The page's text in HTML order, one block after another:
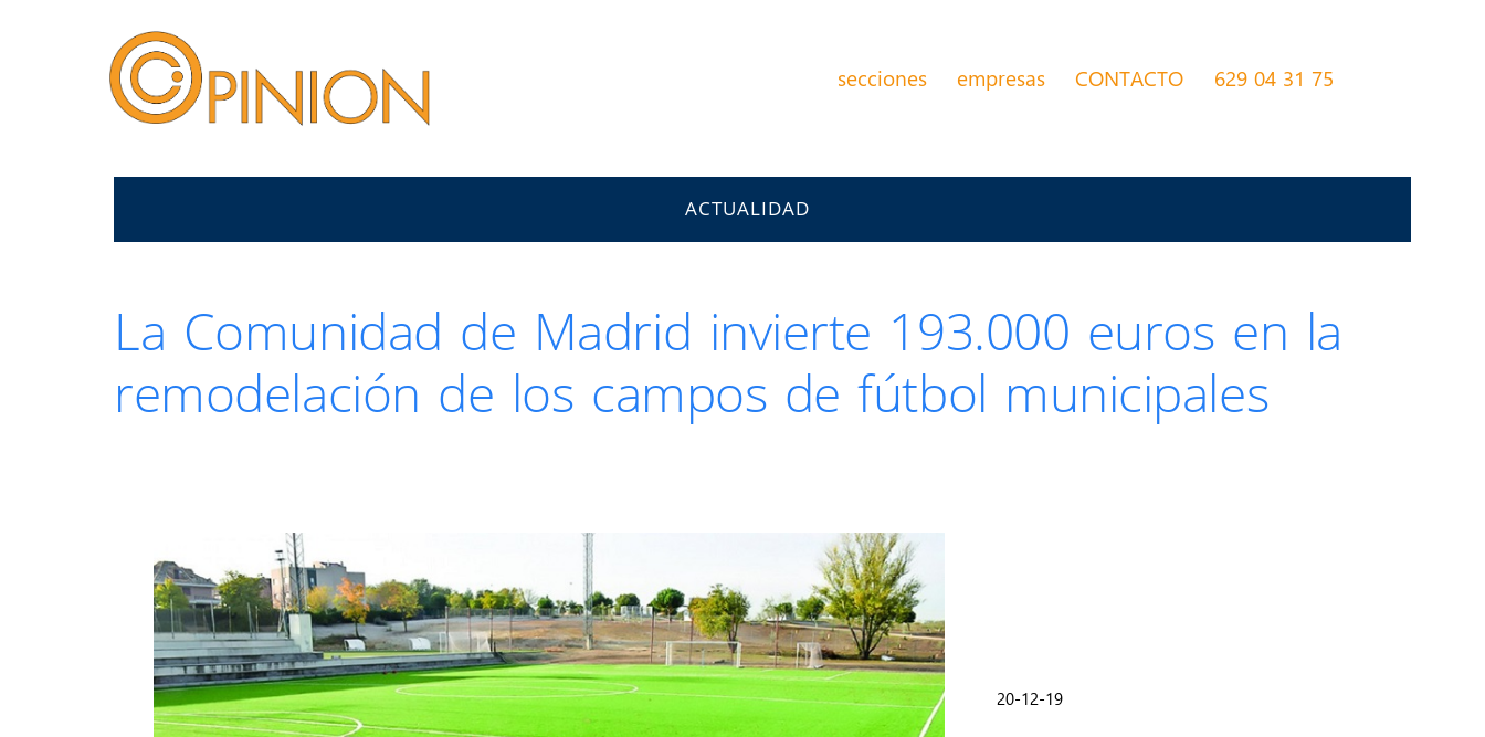
secciones empresas CONTACTO 629 04 31 75
ACTUALIDAD
La Comunidad de Madrid invierte 193.000 euros en la
remodelación de los campos de fútbol municipales
20-12-19